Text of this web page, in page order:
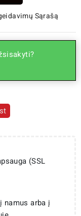
Sąrašą
(SSL
arba į